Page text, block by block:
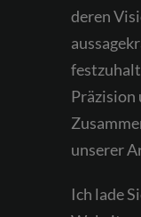
deren
Präzision
unserer
Ich lade